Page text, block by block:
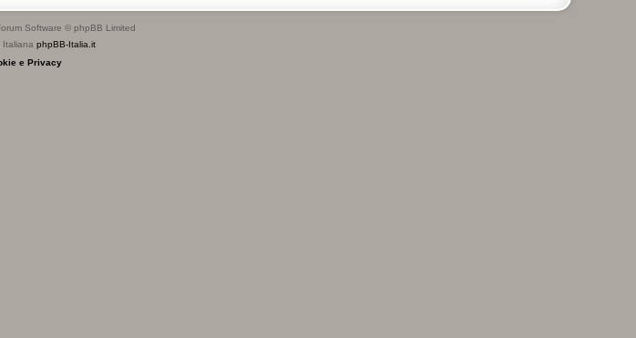
Software © phpBB Limited
Italiana phpBB-Italia.it
e Privacy